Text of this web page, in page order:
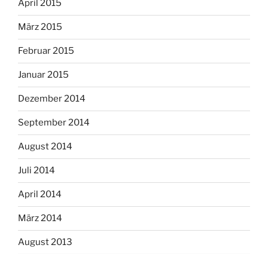
April 2015
März 2015
Februar 2015
Januar 2015
Dezember 2014
September 2014
August 2014
Juli 2014
April 2014
März 2014
August 2013